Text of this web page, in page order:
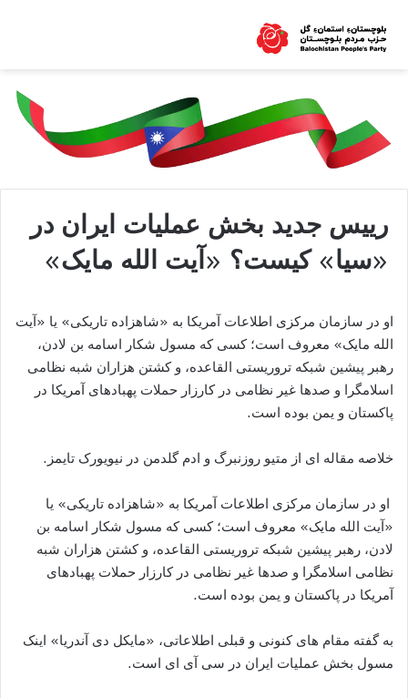
رییس جدید بخش عملیات ایران در
«سیا» کیست؟ «آیت الله مایک»
او در سازمان مرکزی اطلاعات آمریکا به «شاهزاده تاریکی» یا «آیت
الله مایک» معروف است؛ کسی که مسول شکار اسامه بن لادن،
رهبر پیشین شبکه تروریستی القاعده، و کشتن هزاران شبه نظامی
اسلامگرا و صدها غیر نظامی در کارزار حملات پهبادهای آمریکا در
پاکستان و یمن بوده است.
خلاصه مقاله ای از متیو روزنبرگ و ادم گلدمن در نیویورک تایمز.
او در سازمان مرکزی اطلاعات آمریکا به «شاهزاده تاریکی» یا
«آیت الله مایک» معروف است؛ کسی که مسول شکار اسامه بن
لادن، رهبر پیشین شبکه تروریستی القاعده، و کشتن هزاران شبه
نظامی اسلامگرا و صدها غیر نظامی در کارزار حملات پهبادهای
آمریکا در پاکستان و یمن بوده است.
به گفته مقام های کنونی و قبلی اطلاعاتی، «مایکل دی آندریا» اینک
مسول بخش عملیات ایران در سی آی ای است.